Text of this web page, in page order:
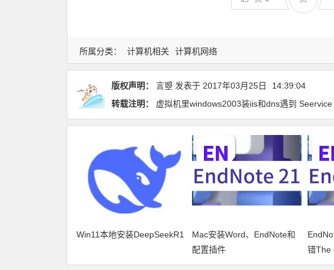
所属分类： 计算机相关 计算机网络
版权声明： 言曌 发表于 2017年03月25日
14:39:04
转载注明：
虚拟机里windows2003装iis和dns遇到
Win11本地安装DeepSeekR1
Mac安装Word、EndNote和
配置插件
错The
Style”